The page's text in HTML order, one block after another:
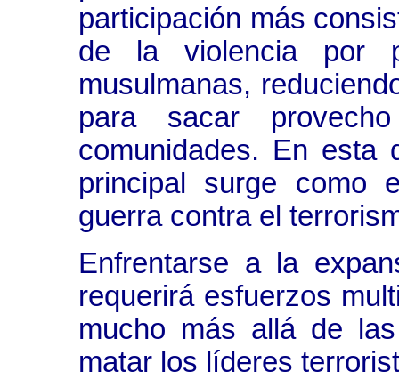
participación más
de la violencia por
musulmanas,
para sacar
comunidades. En esta
principal surge como
guerra contra el
Enfrentarse a la
requerirá esfuerzos
mucho más allá de
matar los líderes